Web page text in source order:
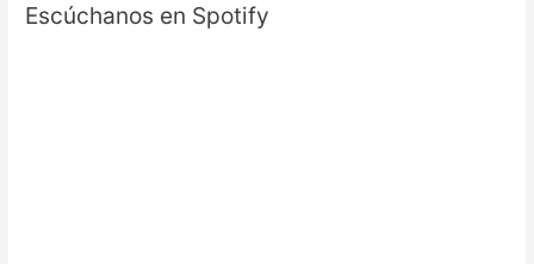
Escúchanos en Spotify